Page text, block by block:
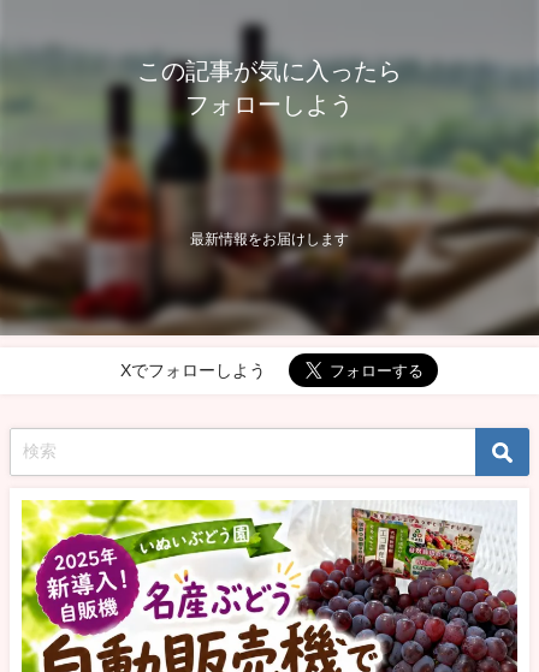
この記事が気に入ったら
フォローしよう
最新情報をお届けします
Xでフォローしよう